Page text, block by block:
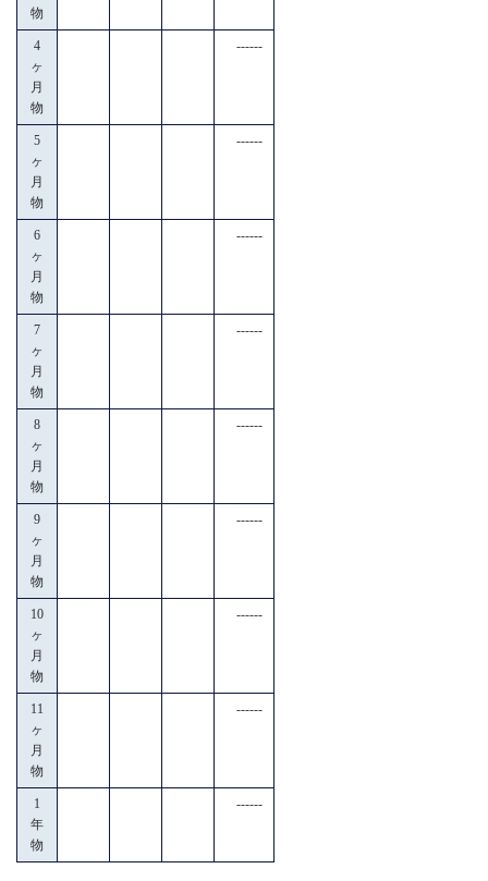
物
4
ヶ
月
物
------
5
ヶ
月
物
------
6
ヶ
月
物
------
7
ヶ
月
物
------
8
ヶ
月
物
------
9
ヶ
月
物
------
10
ヶ
月
物
------
11
ヶ
月
物
------
1
年
物
------